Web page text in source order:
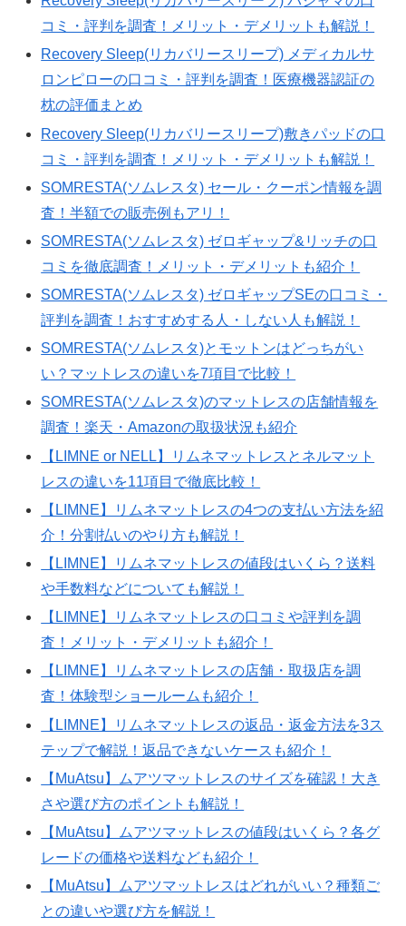
コミ・評判を調査！メリット・デメリットも解説！
Recovery Sleep(リカバリースリープ) メディカルサ
ロンピローの口コミ・評判を調査！医療機器認証の
枕の評価まとめ
Recovery Sleep(リカバリースリープ)敷きパッドの口
コミ・評判を調査！メリット・デメリットも解説！
SOMRESTA(ソムレスタ) セール・クーポン情報を調
査！半額での販売例もアリ！
SOMRESTA(ソムレスタ) ゼロギャップ&リッチの口
コミを徹底調査！メリット・デメリットも紹介！
SOMRESTA(ソムレスタ) ゼロギャップSEの口コミ・
評判を調査！おすすめする人・しない人も解説！
SOMRESTA(ソムレスタ)とモットンはどっちがい
い？マットレスの違いを7項目で比較！
SOMRESTA(ソムレスタ)のマットレスの店舗情報を
調査！楽天・Amazonの取扱状況も紹介
【LIMNE or NELL】リムネマットレスとネルマット
レスの違いを11項目で徹底比較！
【LIMNE】リムネマットレスの4つの支払い方法を紹
介！分割払いのやり方も解説！
【LIMNE】リムネマットレスの値段はいくら？送料
や手数料などについても解説！
【LIMNE】リムネマットレスの口コミや評判を調
査！メリット・デメリットも紹介！
【LIMNE】リムネマットレスの店舗・取扱店を調
査！体験型ショールームも紹介！
【LIMNE】リムネマットレスの返品・返金方法を3ス
テップで解説！返品できないケースも紹介！
【MuAtsu】ムアツマットレスのサイズを確認！大き
さや選び方のポイントも解説！
【MuAtsu】ムアツマットレスの値段はいくら？各グ
レードの価格や送料なども紹介！
【MuAtsu】ムアツマットレスはどれがいい？種類ご
との違いや選び方を解説！